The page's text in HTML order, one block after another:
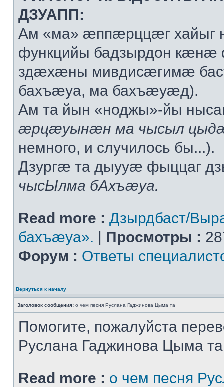
ДЗУАПП:
Ам «ма» æппæрццæг хайыг
функцийы бадзырдон
здæхæны мивдисæгимæ
бахъæуа, ма бахъæуæд).
Ам та йын «ноджы»-йы
æрцæуынæн ма чысыл
немного, и случилось бы...).
Дзургæ та дыууæ фыццаг
чысЫлма бАхъæуа.
Read more : Дзырдбаст/
бахъæуа». | Просмотры :
Форум : Ответы
Вернуться к началу
Заголовок сообщения: о чем песня Руслана Гаджинова Цыма та
Помогите, пожалуйста
Руслана Гаджинова Цыма
Read more : о чем песня